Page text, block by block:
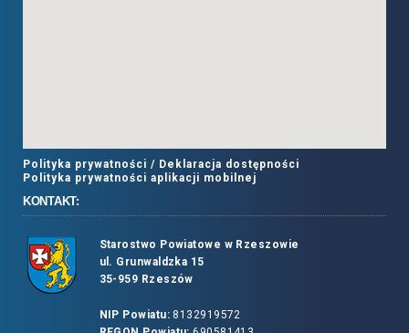
Polityka prywatności / Deklaracja dostępności
Polityka prywatności aplikacji mobilnej
KONTAKT:
Starostwo Powiatowe w Rzeszowie
ul. Grunwaldzka 15
35-959 Rzeszów
NIP Powiatu:8132919572